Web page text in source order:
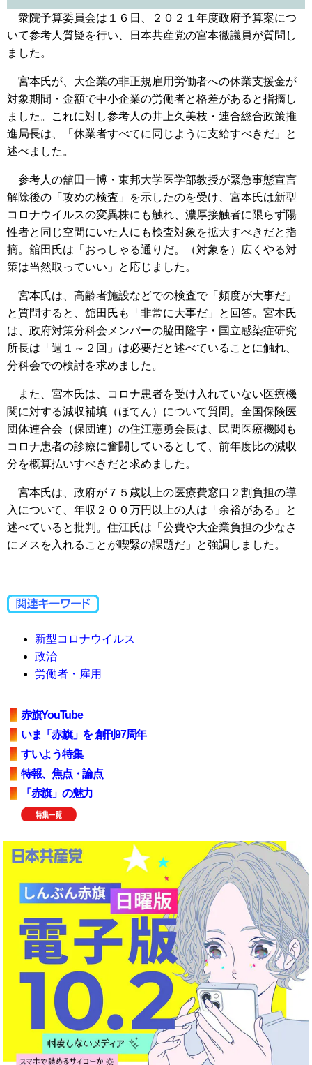
衆院予算委員会は１６日、２０２１年度政府予算案につ
いて参考人質疑を行い、日本共産党の宮本徹議員が質問し
ました。
宮本氏が、大企業の非正規雇用労働者への休業支援金が
対象期間・金額で中小企業の労働者と格差があると指摘し
ました。これに対し参考人の井上久美枝・連合総合政策推
進局長は、「休業者すべてに同じように支給すべきだ」と
述べました。
参考人の舘田一博・東邦大学医学部教授が緊急事態宣言
解除後の「攻めの検査」を示したのを受け、宮本氏は新型
コロナウイルスの変異株にも触れ、濃厚接触者に限らず陽
性者と同じ空間にいた人にも検査対象を拡大すべきだと指
摘。舘田氏は「おっしゃる通りだ。（対象を）広くやる対
策は当然取っていい」と応じました。
宮本氏は、高齢者施設などでの検査で「頻度が大事だ」
と質問すると、舘田氏も「非常に大事だ」と回答。宮本氏
は、政府対策分科会メンバーの脇田隆字・国立感染症研究
所長は「週１～２回」は必要だと述べていることに触れ、
分科会での検討を求めました。
また、宮本氏は、コロナ患者を受け入れていない医療機
関に対する減収補填（ほてん）について質問。全国保険医
団体連合会（保団連）の住江憲勇会長は、民間医療機関も
コロナ患者の診療に奮闘しているとして、前年度比の減収
分を概算払いすべきだと求めました。
宮本氏は、政府が７５歳以上の医療費窓口２割負担の導
入について、年収２００万円以上の人は「余裕がある」と
述べていると批判。住江氏は「公費や大企業負担の少なさ
にメスを入れることが喫緊の課題だ」と強調しました。
新型コロナウイルス
政治
労働者・雇用
赤旗YouTube
いま「赤旗」を 創刊97周年
すいよう特集
特報、焦点・論点
「赤旗」の魅力